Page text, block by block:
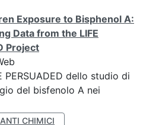
Exposure to Bisphenol A:
Data from the LIFE
Project
PERSUADED dello studio di
del bisfenolo A nei
CHIMICI